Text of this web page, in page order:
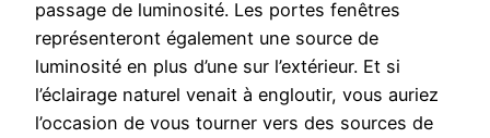
passage de luminosité. Les portes fenêtres
représenteront également une source de
luminosité en plus d’une sur l’extérieur. Et si
l’éclairage naturel venait à engloutir, vous auriez
l’occasion de vous tourner vers des sources de